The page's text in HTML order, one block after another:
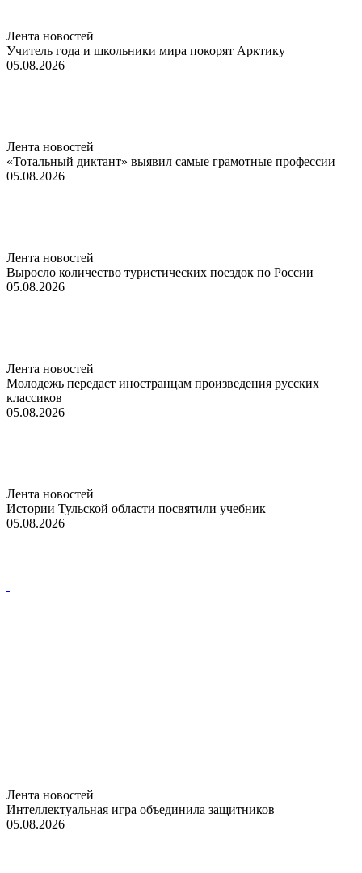
Лента новостей
Учитель года и школьники мира покорят Арктику
05.08.2026
Лента новостей
«Тотальный диктант» выявил самые грамотные профессии
05.08.2026
Лента новостей
Выросло количество туристических поездок по России
05.08.2026
Лента новостей
Молодежь передаст иностранцам произведения русских
классиков
05.08.2026
Лента новостей
Истории Тульской области посвятили учебник
05.08.2026
Лента новостей
Интеллектуальная игра объединила защитников
05.08.2026